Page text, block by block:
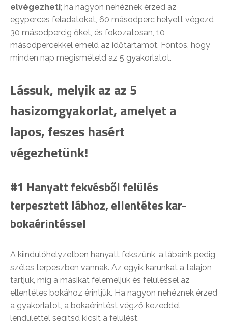
elvégezheti; ha nagyon nehéznek érzed az
egyperces feladatokat, 60 másodperc helyett végezd
30 másodpercig őket, és fokozatosan, 10
másodpercekkel emeld az időtartamot. Fontos, hogy
minden nap megismételd az 5 gyakorlatot.
Lássuk, melyik az az 5
hasizomgyakorlat, amelyet a
lapos, feszes hasért
végezhetünk!
#1 Hanyatt fekvésből felülés
terpesztett lábhoz, ellentétes kar-
bokaérintéssel
A kiindulóhelyzetben hanyatt fekszünk, a lábaink pedig
széles terpeszben vannak. Az egyik karunkat a talajon
tartjuk, míg a másikat felemeljük és felüléssel az
ellentétes bokához érintjük. Ha nagyon nehéznek érzed
a gyakorlatot, a bokaérintést végző kezeddel,
lendülettel segítsd kicsit a felülést.